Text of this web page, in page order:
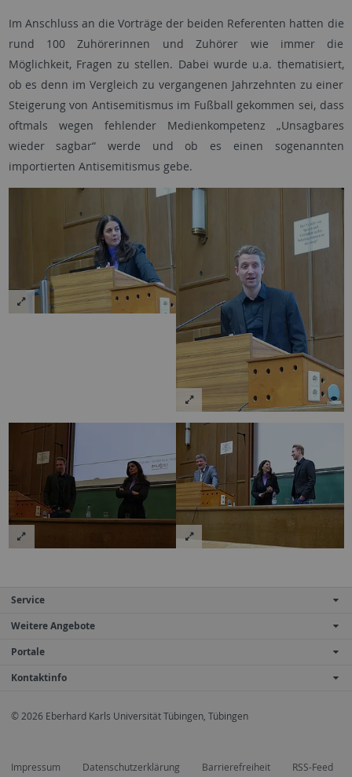
Im Anschluss an die Vorträge der beiden Referenten hatten die
rund 100 Zuhörerinnen und Zuhörer wie immer die
Möglichkeit, Fragen zu stellen. Dabei wurde u.a. thematisiert,
ob es denn im Vergleich zu vergangenen Jahrzehnten zu einer
Steigerung von Antisemitismus im Fußball gekommen sei, dass
oftmals wegen fehlender Medienkompetenz „Unsagbares
wieder sagbar“ werde und ob es einen sogenannten
importierten Antisemitismus gebe.
Service
Weitere Angebote
Portale
Kontaktinfo
© 2026 Eberhard Karls Universität Tübingen, Tübingen
Impressum Datenschutzerklärung Barrierefreiheit RSS-Feed